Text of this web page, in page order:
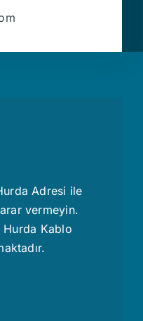
Adresi ile
vermeyin.
Hurda Kablo